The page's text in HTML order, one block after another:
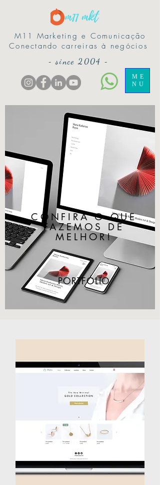
M11 Marketing e Comunicação
Conectando carreiras à negócios
ME
NU
-since 2004 -
CONFIRA O QUE
FAZEMOS DE
MELHOR!
PORTFÓLIO